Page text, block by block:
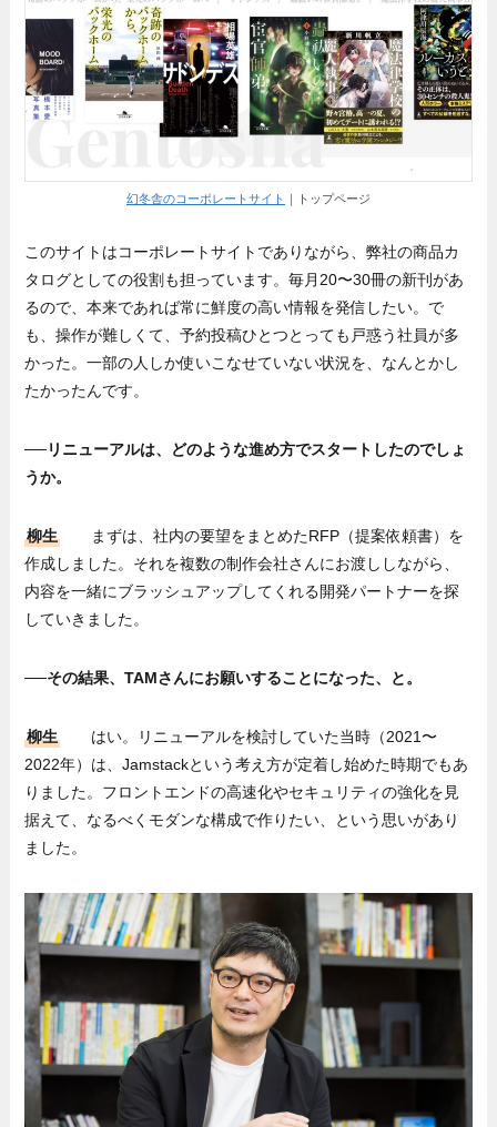
幻冬舎のコーポレートサイト ｜トップページ
このサイトはコーポレートサイトでありながら、弊社の商品カ
タログとしての役割も担っています。毎月20〜30冊の新刊があ
るので、本来であれば常に鮮度の高い情報を発信したい。で
も、操作が難しくて、予約投稿ひとつとっても戸惑う社員が多
かった。一部の人しか使いこなせていない状況を、なんとかし
たかったんです。
──リニューアルは、どのような進め方でスタートしたのでしょ
うか。
柳生
まずは、社内の要望をまとめたRFP（提案依頼書）を
作成しました。それを複数の制作会社さんにお渡ししながら、
内容を一緒にブラッシュアップしてくれる開発パートナーを探
していきました。
──その結果、TAMさんにお願いすることになった、と。
柳生
はい。リニューアルを検討していた当時（2021〜
2022年）は、Jamstackという考え方が定着し始めた時期でもあ
りました。フロントエンドの高速化やセキュリティの強化を見
据えて、なるべくモダンな構成で作りたい、という思いがあり
ました。